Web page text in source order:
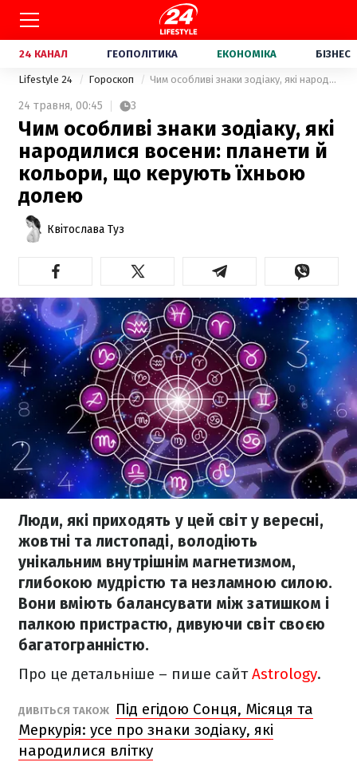
24 КАНАЛ ГЕОПОЛІТИКА ЕКОНОМІКА БІЗНЕС
Lifestyle 24 Гороскоп Чим особливі знаки зодіаку, які народилися восени: планети й кольори, що керують їхньою долею
24 травня, 00:45 3
Чим особливі знаки зодіаку, які
народилися восени: планети й
кольори, що керують їхньою
долею
Квітослава Туз
Люди, які приходять у цей світ у вересні,
жовтні та листопаді, володіють
унікальним внутрішнім магнетизмом,
глибокою мудрістю та незламною силою.
Вони вміють балансувати між затишком і
палкою пристрастю, дивуючи світ своєю
багатогранністю.
Про це детальніше – пише сайтAstrology.
ДИВІТЬСЯ ТАКОЖ
Під егідою Сонця, Місяця та
Меркурія: усе про знаки зодіаку, які
народилися влітку